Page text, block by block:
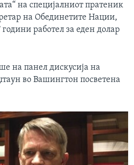
на специјалниот пратеник
на Обединетите Нации,
работел за еден долар
на панел дискусија на
во Вашингтон посветена